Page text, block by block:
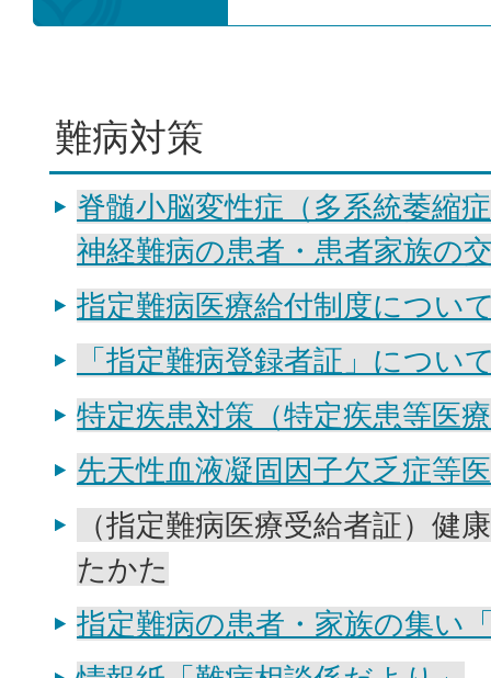
難病対策
脊髄小脳変性症（多系統萎縮
神経難病の患者・患者家族の
指定難病医療給付制度につい
「指定難病登録者証」につい
特定疾患対策（特定疾患等医
先天性血液凝固因子欠乏症等
（指定難病医療受給者証）健
たかた
指定難病の患者・家族の集い